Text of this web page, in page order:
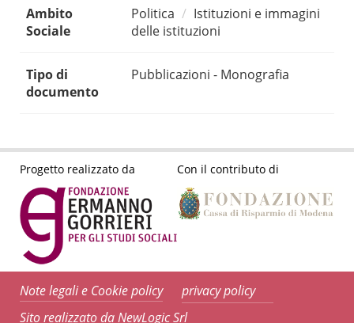
Ambito
Sociale
Politica
Istituzioni e immagini
delle istituzioni
Tipo di
documento
Pubblicazioni - Monografia
Progetto realizzato da Con il contributo di
Note legali e Cookie policy
privacy policy
Sito realizzato da NewLogic Srl